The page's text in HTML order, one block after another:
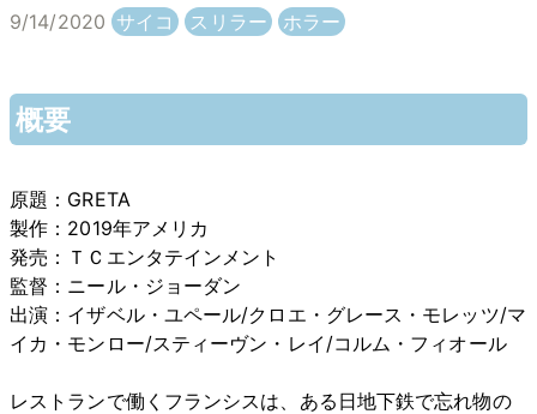
9/14/2020 サイコ スリラー ホラー
概要
原題：GRETA
製作：2019年アメリカ
発売：ＴＣエンタテインメント
監督：ニール・ジョーダン
出演：イザベル・ユペール/クロエ・グレース・モレッツ/マ
イカ・モンロー/スティーヴン・レイ/コルム・フィオール
レストランで働くフランシスは、ある日地下鉄で忘れ物の